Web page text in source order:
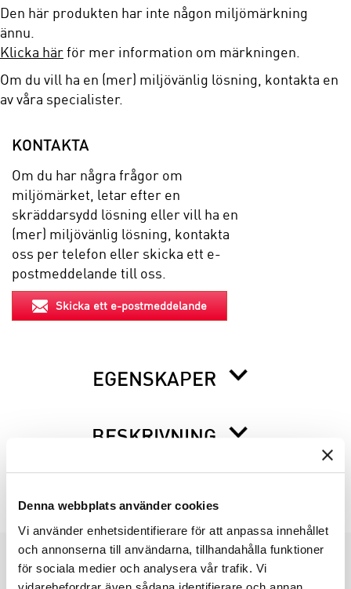
Denna webbplats använder cookies
Vi använder enhetsidentifierare för att anpassa innehållet
och annonserna till användarna, tillhandahålla funktioner
för sociala medier och analysera vår trafik. Vi
Den här produkten har inte någon miljömärkning
ännu.
Klicka härför mer information om märkningen.
Om du vill ha en (mer) miljövänlig lösning, kontakta en
av våra specialister.
KONTAKTA
Om du har några frågor om
miljömärket, letar efter en
skräddarsydd lösning eller vill ha en
(mer) miljövänlig lösning, kontakta
oss per telefon eller skicka ett e-
postmeddelande till oss.
Skicka ett e-postmeddelande
EGENSKAPER
BESKRIVNING
PRODUKTGRUPPER